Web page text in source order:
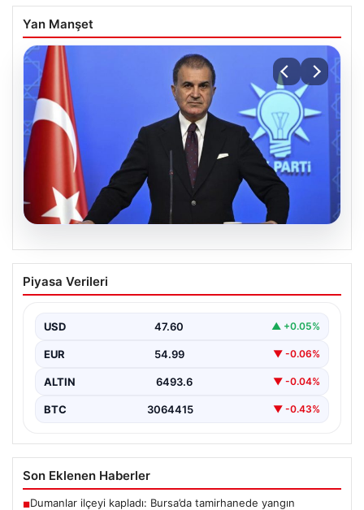
Yan Manşet
Çerçeve yasa teklifi Meclis’te | AK Parti
Sözcüsü Çelik: İki yıllık sürecin en
Piyasa Verileri
USD 47.60 ▲ +0.05%
EUR 54.99 ▼ -0.06%
ALTIN 6493.6 ▼ -0.04%
BTC 3064415 ▼ -0.43%
Son Eklenen Haberler
■Dumanlar ilçeyi kapladı: Bursa’da tamirhanede yangın